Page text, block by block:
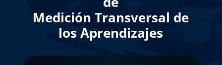
Medición Transversal de
los Aprendizajes